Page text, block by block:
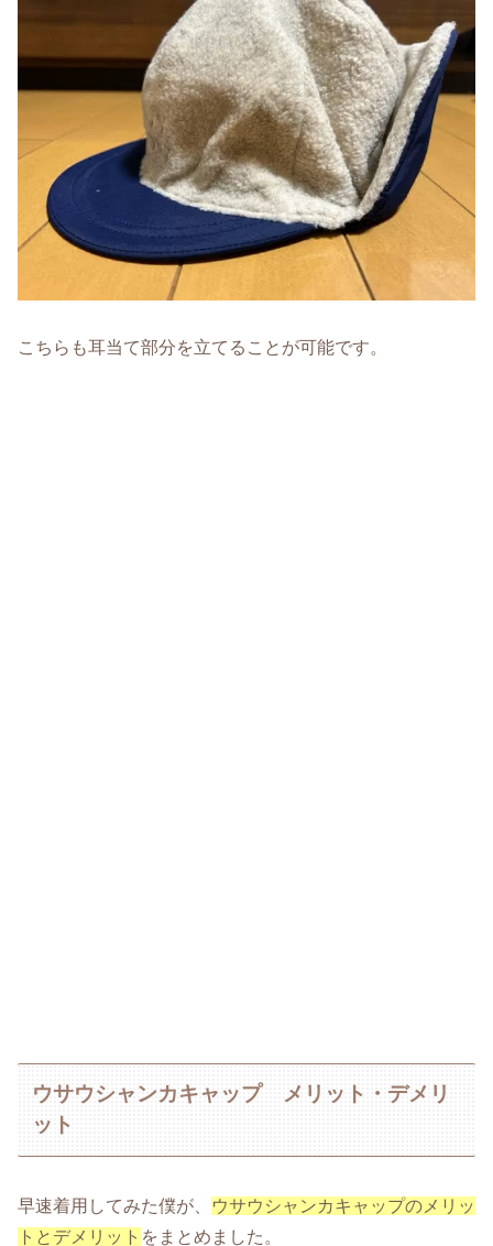
こちらも耳当て部分を立てることが可能です。
ウサウシャンカキャップ メリット・デメリ
ット
早速着用してみた僕が、
ウサウシャンカキャップのメリッ
トとデメリット をまとめました。